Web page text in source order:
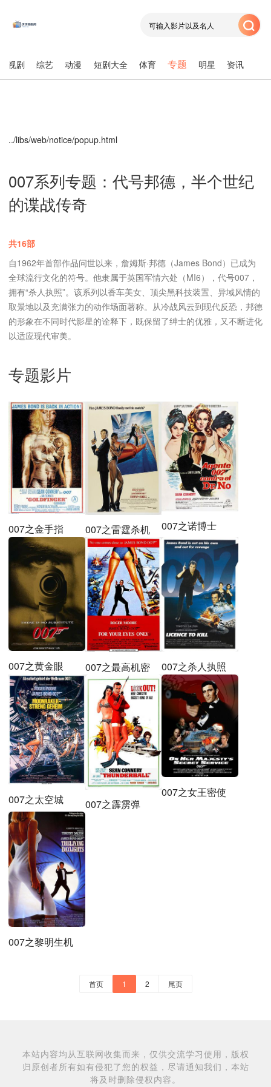
视剧 综艺 动漫 短剧大全 体育 专题 明星 资讯
../libs/web/notice/popup.html
007系列专题：代号邦德，半个世纪
的谍战传奇
共16部
自1962年首部作品问世以来，詹姆斯·邦德（James Bond）已成为
全球流行文化的符号。他隶属于英国军情六处（MI6），代号007，
拥有“杀人执照”。该系列以香车美女、顶尖黑科技装置、异域风情的
取景地以及充满张力的动作场面著称。从冷战风云到现代反恐，邦德
的形象在不同时代影星的诠释下，既保留了绅士的优雅，又不断进化
以适应现代审美。
专题影片
007之金手指 007之雷霆杀机 007之诺博士
007之黄金眼 007之最高机密 007之杀人执照
007之太空城 007之霹雳弹
007之女王密使
007之黎明生机
首页 1 2 尾页
本站内容均从互联网收集而来，仅供交流学习使用，版权
归原创者所有如有侵犯了您的权益，尽请通知我们，本站
将及时删除侵权内容。